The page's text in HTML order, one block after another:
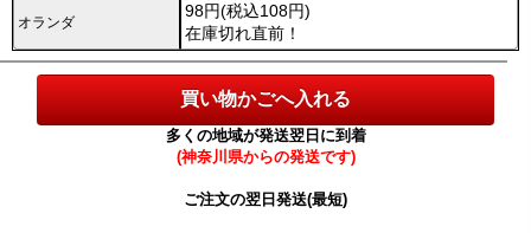
オランダ
98円(税込108円)
在庫切れ直前！
多くの地域が発送翌日に到着
(神奈川県からの発送です)
ご注文の翌日発送(最短)